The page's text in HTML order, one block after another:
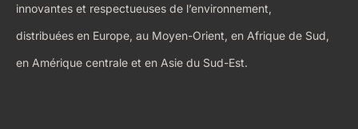
innovantes et respectueuses de l’environnement,
distribuées en Europe, au Moyen-Orient, en Afrique de Sud,
en Amérique centrale et en Asie du Sud-Est.